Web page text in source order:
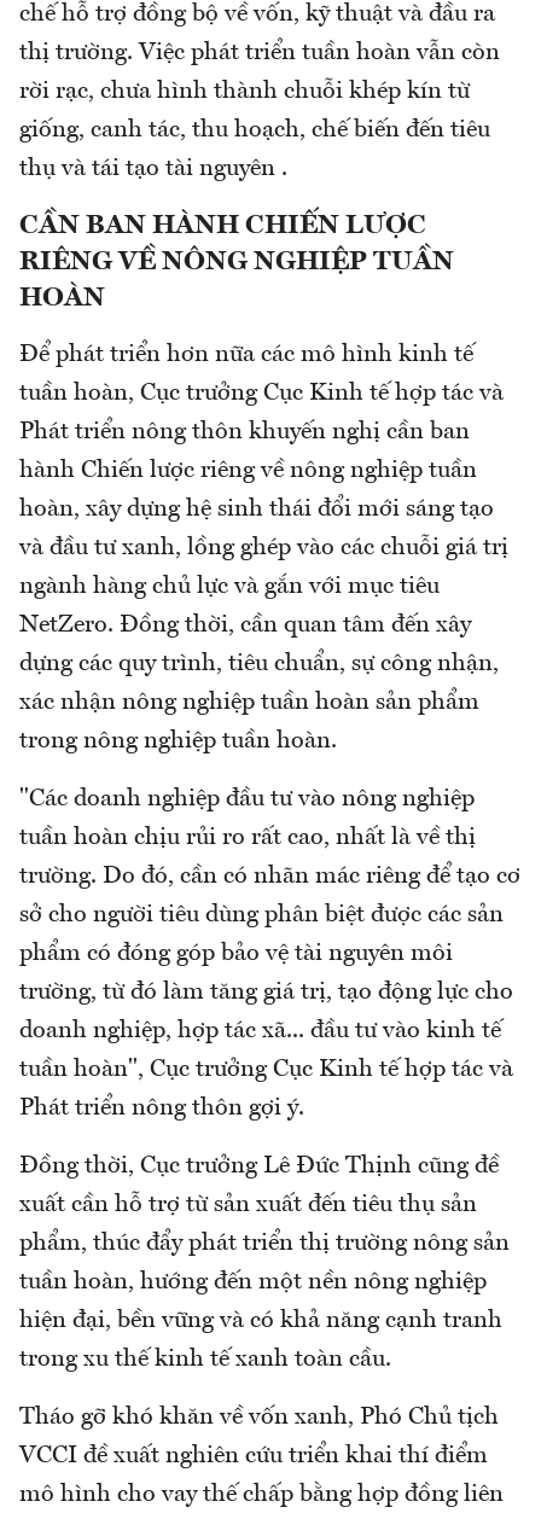
chế hỗ trợ đồng bộ về vốn, kỹ thuật và đầu ra
thị trường. Việc phát triển tuần hoàn vẫn còn
rời rạc, chưa hình thành chuỗi khép kín từ
giống, canh tác, thu hoạch, chế biến đến tiêu
thụ và tái tạo tài nguyên .
CẦN BAN HÀNH CHIẾN LƯỢC
RIÊNG VỀ NÔNG NGHIỆP TUẦN
HOÀN
Để phát triển hơn nữa các mô hình kinh tế
tuần hoàn, Cục trưởng Cục Kinh tế hợp tác và
Phát triển nông thôn khuyến nghị cần ban
hành Chiến lược riêng về nông nghiệp tuần
hoàn, xây dựng hệ sinh thái đổi mới sáng tạo
và đầu tư xanh, lồng ghép vào các chuỗi giá trị
ngành hàng chủ lực và gắn với mục tiêu
NetZero. Đồng thời, cần quan tâm đến xây
dựng các quy trình, tiêu chuẩn, sự công nhận,
xác nhận nông nghiệp tuần hoàn sản phẩm
trong nông nghiệp tuần hoàn.
"Các doanh nghiệp đầu tư vào nông nghiệp
tuần hoàn chịu rủi ro rất cao, nhất là về thị
trường. Do đó, cần có nhãn mác riêng để tạo cơ
sở cho người tiêu dùng phân biệt được các sản
phẩm có đóng góp bảo vệ tài nguyên môi
trường, từ đó làm tăng giá trị, tạo động lực cho
doanh nghiệp, hợp tác xã... đầu tư vào kinh tế
tuần hoàn", Cục trưởng Cục Kinh tế hợp tác và
Phát triển nông thôn gợi ý.
Đồng thời, Cục trưởng Lê Đức Thịnh cũng đề
xuất cần hỗ trợ từ sản xuất đến tiêu thụ sản
phẩm, thúc đẩy phát triển thị trường nông sản
tuần hoàn, hướng đến một nền nông nghiệp
hiện đại, bền vững và có khả năng cạnh tranh
trong xu thế kinh tế xanh toàn cầu.
Tháo gỡ khó khăn về vốn xanh, Phó Chủ tịch
VCCI đề xuất nghiên cứu triển khai thí điểm
mô hình cho vay thế chấp bằng hợp đồng liên